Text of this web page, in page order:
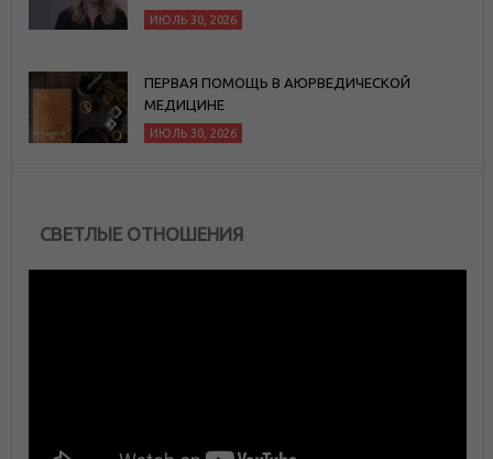
ИЮЛЬ 30, 2026
ПЕРВАЯ ПОМОЩЬ В АЮРВЕДИЧЕСКОЙ
МЕДИЦИНЕ
ИЮЛЬ 30, 2026
СВЕТЛЫЕ ОТНОШЕНИЯ